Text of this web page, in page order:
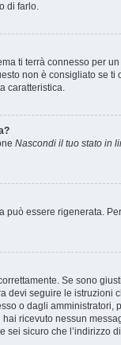
di farlo.
ti terrà connesso per
non è consigliato se
caratteristica.
Nascondi il tuo stato in
può essere rigenerata.
Se sono
devi seguire le istruzioni
o dagli
ricevuto nessun
sicuro che l’indirizzo